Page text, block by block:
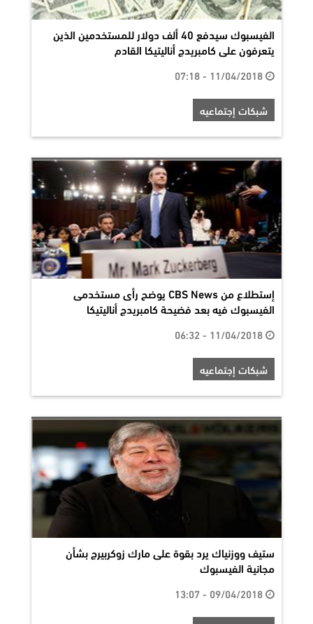
الفيسبوك سيدفع 40 ألف دولار للمستخدمين الذين
يتعرفون على كامبريدج أناليتيكا القادم
شبكات إجتماعيه
إستطلاع من CBS News يوضح رأى مستخدمى
الفيسبوك فيه بعد فضيحة كامبريدج أناليتيكا
شبكات إجتماعيه
ستيف ووزنياك يرد بقوة على مارك زوكربيرج بشأن
مجانية الفيسبوك